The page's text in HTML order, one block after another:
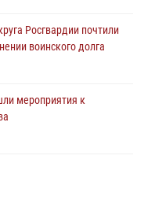
Росгвардии почтили
воинского долга
мероприятия к